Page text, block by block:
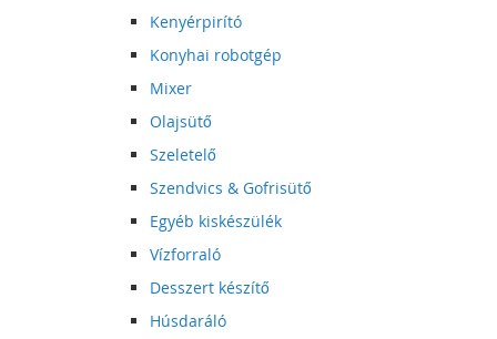
Kenyérpirító
Konyhai robotgép
Mixer
Olajsütő
Szeletelő
Szendvics & Gofrisütő
Egyéb kiskészülék
Vízforraló
Desszert készítő
Húsdaráló